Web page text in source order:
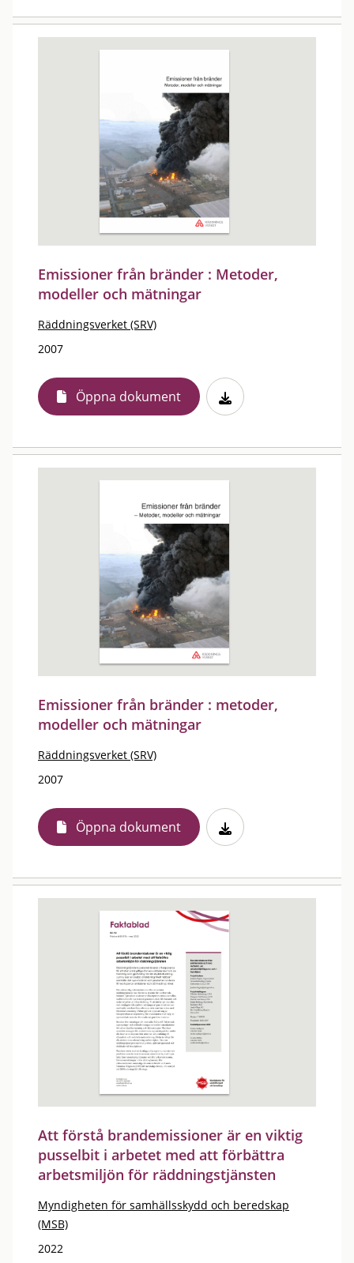
Emissioner från bränder : Metoder,
modeller och mätningar
Räddningsverket (SRV)
2007
Öppna dokument
Emissioner från bränder : metoder,
modeller och mätningar
Räddningsverket (SRV)
2007
Öppna dokument
Att förstå brandemissioner är en viktig
pusselbit i arbetet med att förbättra
arbetsmiljön för räddningstjänsten
Myndigheten för samhällsskydd och beredskap
(MSB)
2022